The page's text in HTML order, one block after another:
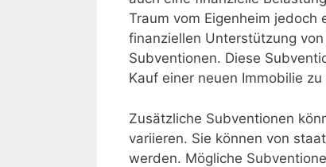
Traum vom Eigenheim
finanziellen Unterstützung
Subventionen. Diese
Kauf einer neuen Immobilie
Zusätzliche Subventionen
variieren. Sie können von
werden. Mögliche